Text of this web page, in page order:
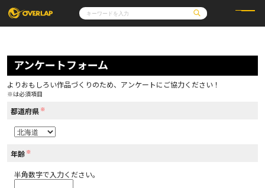
コミック
コミックガルド
コミッククリエ
LiQulle
ラブパルフェ
ライトノベル
ロサージュノベルス
その他
コミックエッセイ
通販・NEWS
OVERLAP STORE
アクセス
オーバーラップホールディングス
アンケートフォーム
よりおもしろい作品づくりのため、アンケートにご協力ください！
※は必須項目
都道府県 ※
年齢 ※
半角数字で入力ください。